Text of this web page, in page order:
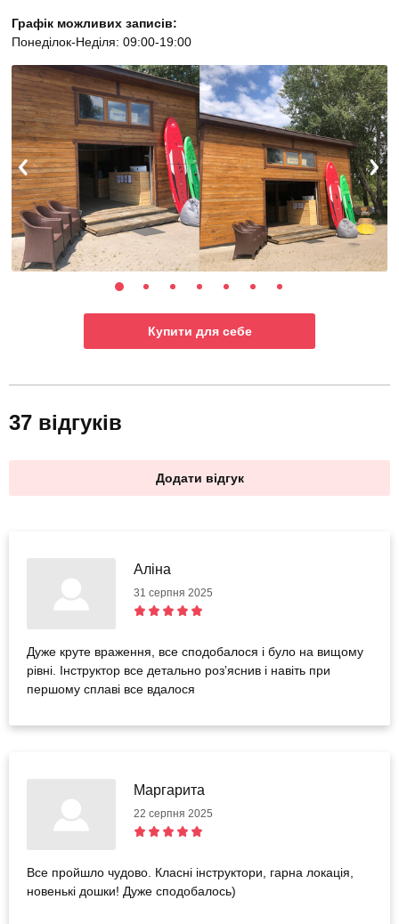
Графік можливих записів:
Понеділок-Неділя: 09:00-19:00
Купити для себе
37 відгуків
Додати відгук
Аліна
31 серпня 2025
Дуже круте враження, все сподобалося і було на вищому
рівні. Інструктор все детально розʼяснив і навіть при
першому сплаві все вдалося
Маргарита
22 серпня 2025
Все пройшло чудово. Класні інструктори, гарна локація,
новенькі дошки! Дуже сподобалось)